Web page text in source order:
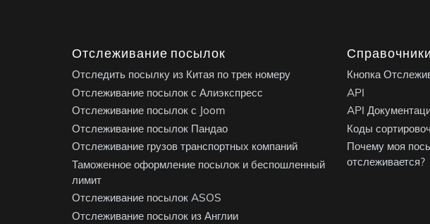
Отслеживание посылок
Отследить посылку из Китая по трек номеру
Отслеживание посылок с Алиэкспресс
Отслеживание посылок с Joom
Отслеживание посылок Пандао
Отслеживание грузов транспортных компаний
Таможенное оформление посылок и беспошленный
лимит
Отслеживание посылок ASOS
Отслеживание посылок из Англии
Справочники
Кнопка
API
API
Коды
Почему моя
отслеживается?